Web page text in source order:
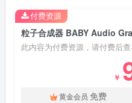
粒子合成器 BABY Audio
此内容为付费资源，请付费后
￥
黄金会员 免费
付费资源